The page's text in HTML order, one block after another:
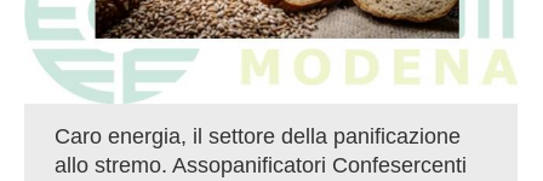
Caro energia, il settore della panificazione
allo stremo. Assopanificatori Confesercenti